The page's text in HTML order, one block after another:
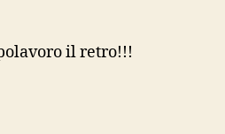
il retro!!!